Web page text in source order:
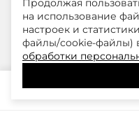
21 400₽
12 840₽
© ООО "ЛиМ Холдинг"
Smith&Soul – модная
в себе женщин
Продолжая
на использование
настроек и
файлы/cookie-файлы)
обработки